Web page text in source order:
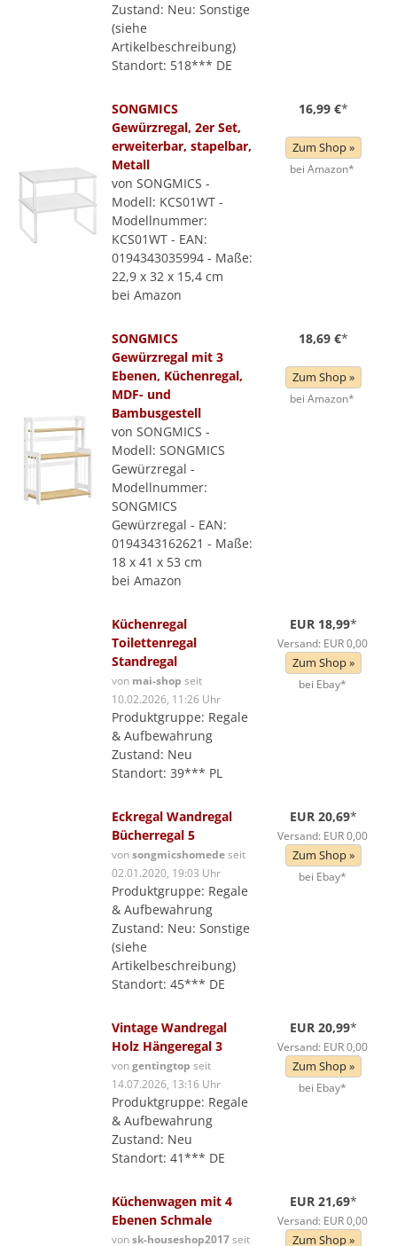
Zustand: Neu: Sonstige
(siehe
Artikelbeschreibung)
Standort: 518*** DE
SONGMICS
Gewürzregal, 2er Set,
erweiterbar, stapelbar,
Metall
von SONGMICS -
Modell: KCS01WT -
Modellnummer:
KCS01WT - EAN:
0194343035994 - Maße:
22,9 x 32 x 15,4 cm
bei Amazon
16,99 €*
Zum Shop »
bei Amazon*
SONGMICS
Gewürzregal mit 3
Ebenen, Küchenregal,
MDF- und
Bambusgestell
von SONGMICS -
Modell: SONGMICS
Gewürzregal -
Modellnummer:
SONGMICS
Gewürzregal - EAN:
0194343162621 - Maße:
18 x 41 x 53 cm
bei Amazon
18,69 €*
Zum Shop »
bei Amazon*
Küchenregal
Toilettenregal
Standregal
von mai-shop seit
10.02.2026, 11:26 Uhr
Produktgruppe: Regale
& Aufbewahrung
Zustand: Neu
Standort: 39*** PL
EUR 18,99*
Versand: EUR 0,00
Zum Shop »
bei Ebay*
Eckregal Wandregal
Bücherregal 5
vonsongmicshomedeseit
02.01.2020, 19:03 Uhr
Produktgruppe: Regale
& Aufbewahrung
Zustand: Neu: Sonstige
(siehe
Artikelbeschreibung)
Standort: 45*** DE
EUR 20,69*
Versand: EUR 0,00
Zum Shop »
bei Ebay*
Vintage Wandregal
Holz Hängeregal 3
vongentingtop seit
14.07.2026, 13:16 Uhr
Produktgruppe: Regale
& Aufbewahrung
Zustand: Neu
Standort: 41*** DE
EUR 20,99*
Versand: EUR 0,00
Zum Shop »
bei Ebay*
Küchenwagen mit 4
Ebenen Schmale
vonsk-houseshop2017seit
EUR 21,69*
Versand: EUR 0,00
Zum Shop »